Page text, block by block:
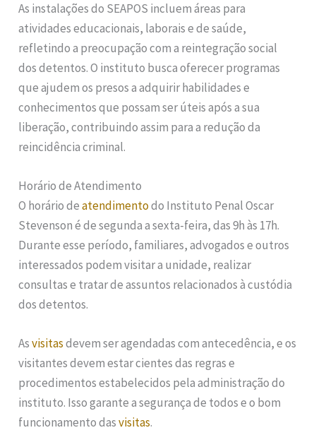
As instalações do SEAPOS incluem áreas para
atividades educacionais, laborais e de saúde,
refletindo a preocupação com a reintegração social
dos detentos. O instituto busca oferecer programas
que ajudem os presos a adquirir habilidades e
conhecimentos que possam ser úteis após a sua
liberação, contribuindo assim para a redução da
reincidência criminal.
Horário de Atendimento
O horário deatendimentodo Instituto Penal Oscar
Stevenson é de segunda a sexta-feira, das 9h às 17h.
Durante esse período, familiares, advogados e outros
interessados podem visitar a unidade, realizar
consultas e tratar de assuntos relacionados à custódia
dos detentos.
Asvisitasdevem ser agendadas com antecedência, e os
visitantes devem estar cientes das regras e
procedimentos estabelecidos pela administração do
instituto. Isso garante a segurança de todos e o bom
funcionamento dasvisitas.